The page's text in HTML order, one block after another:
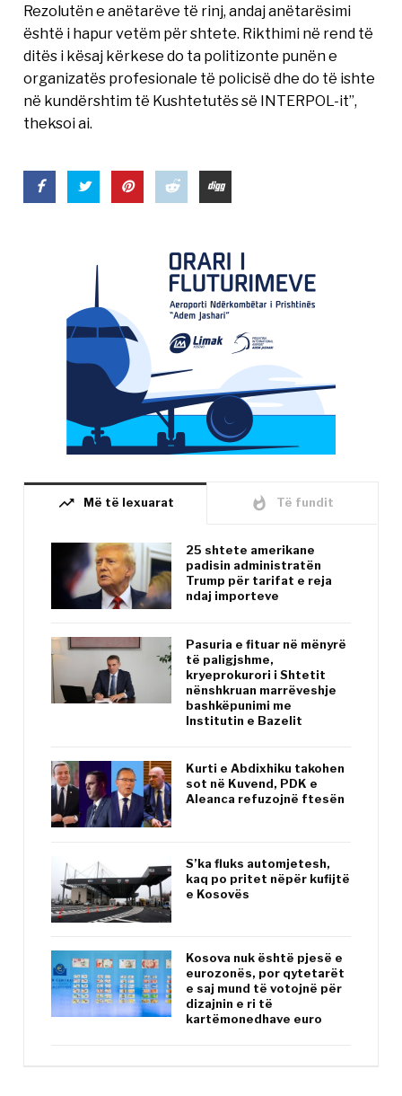
Rezolutën e anëtarëve të rinj, andaj anëtarësimi
është i hapur vetëm për shtete. Rikthimi në rend të
ditës i kësaj kërkese do ta politizonte punën e
organizatës profesionale të policisë dhe do të ishte
në kundërshtim të Kushtetutës së INTERPOL-it”,
theksoi ai.
trending_up Më të lexuarat whatshot Të fundit
25 shtete amerikane
padisin administratën
Trump për tarifat e reja
ndaj importeve
Pasuria e fituar në mënyrë
të paligjshme,
kryeprokurori i Shtetit
nënshkruan marrëveshje
bashkëpunimi me
Institutin e Bazelit
Kurti e Abdixhiku takohen
sot në Kuvend, PDK e
Aleanca refuzojnë ftesën
S’ka fluks automjetesh,
kaq po pritet nëpër kufijtë
e Kosovës
Kosova nuk është pjesë e
eurozonës, por qytetarët
e saj mund të votojnë për
dizajnin e ri të
kartëmonedhave euro